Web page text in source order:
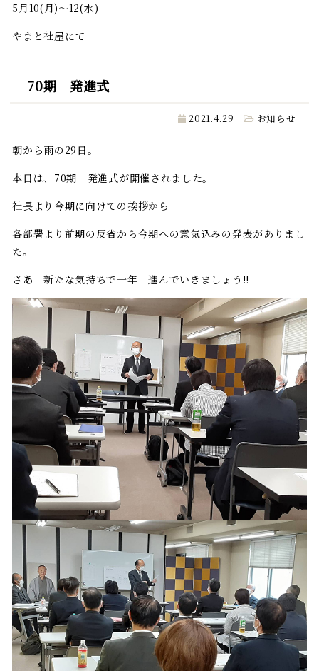
5月10(月)～12(水)
やまと社屋にて
70期 発進式
2021.4.29 お知らせ
朝から雨の29日。
本日は、70期 発進式が開催されました。
社長より今期に向けての挨拶から
各部署より前期の反省から今期への意気込みの発表がありまし
た。
さあ 新たな気持ちで一年 進んでいきましょう!!